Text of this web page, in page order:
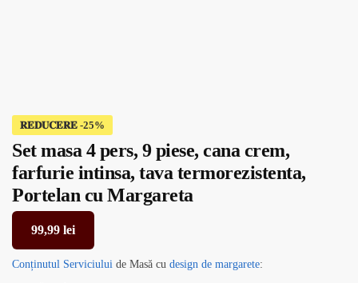
𝐑𝐄𝐃𝐔𝐂𝐄𝐑𝐄
Set masa 4 pers, 9 piese, cana crem,
farfurie intinsa, tava termorezistenta,
Portelan cu Margareta
99,99 lei
Conținutul Serviciului de Masă cu design de margarete: